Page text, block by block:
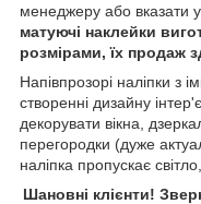
менеджеру або вказати
матуючі наклейки
розмірами, їх продаж
Напівпрозорі наліпки з
створенні дизайну
декорувати вікна,
перегородки (дуже
наліпка пропускає
Шановні клієнти!